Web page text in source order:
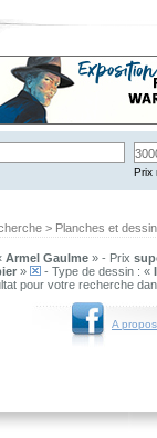
Prix
> Planches et
Armel Gaulme » - Prix
» - Type de dessin : «
pour votre recherche
A